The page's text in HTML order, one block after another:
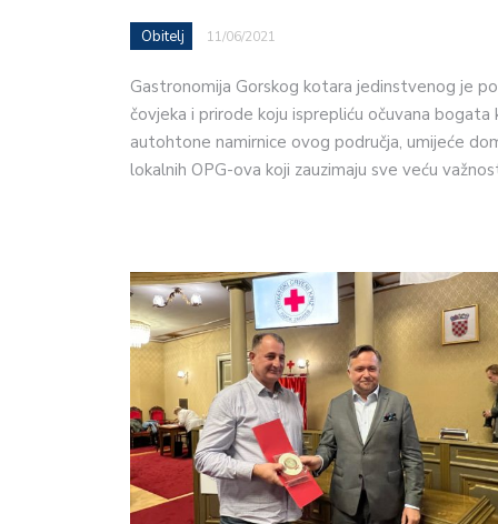
Obitelj 11/06/2021
Gastronomija Gorskog kotara jedinstvenog je
čovjeka i prirode koju isprepliću očuvana bogata
autohtone namirnice ovog područja, umijeće
lokalnih OPG-ova koji zauzimaju sve veću